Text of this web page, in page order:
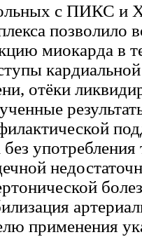
с ПИКС и
позволило
миокарда в
отёки
без
применения